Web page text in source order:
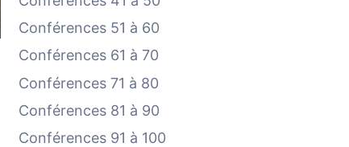
Conférences 51 à 60
Conférences 61 à 70
Conférences 71 à 80
Conférences 81 à 90
Conférences 91 à 100